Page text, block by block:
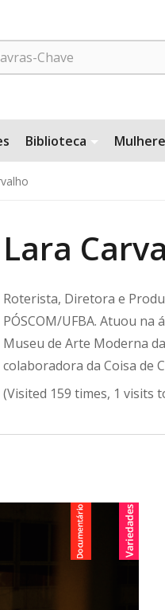
Biblioteca
Lara
Roterista, Diretora e
PÓSCOM/UFBA. Atuou
Museu de Arte Moderna
colaboradora da Coisa de
(Visited 159 times, 1 visits